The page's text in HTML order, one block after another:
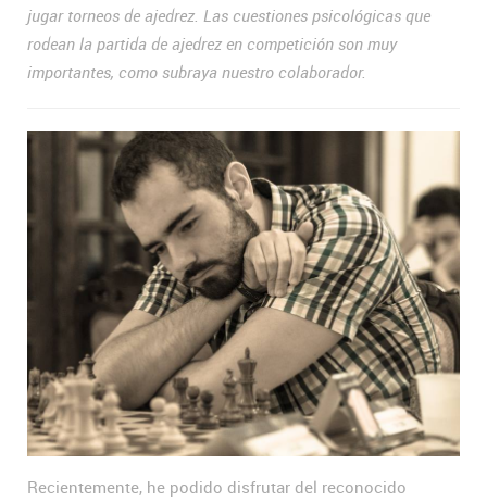
jugar torneos de ajedrez. Las cuestiones psicológicas que
rodean la partida de ajedrez en competición son muy
importantes, como subraya nuestro colaborador.
Recientemente, he podido disfrutar del reconocido